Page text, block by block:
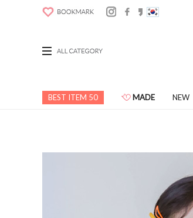
BEST ITEM 50 MADE NEW